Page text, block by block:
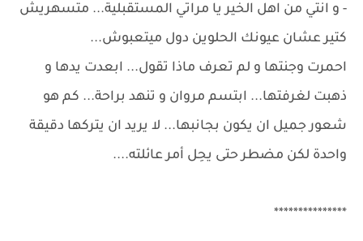
- و انتي من اهل الخير يا مراتي المستقبلية... متسهريش
كتير عشان عيونك الحلوين دول ميتعبوش...
احمرت وجنتها و لم تعرف ماذا تقول... ابعدت يدها و
ذهبت لغرفتها... ابتسم مروان و تنهد براحة... كم هو
شعور جميل ان يكون بجانبها... لا يريد ان يتركها دقيقة
واحدة لكن مضطر حتى يحِل أمر عائلته....
***************